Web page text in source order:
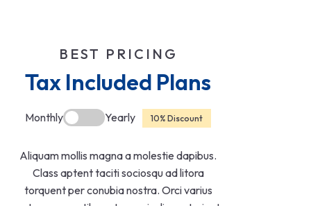
BEST PRICING
Tax Included Plans
Monthly Yearly 10% Discount
Aliquam mollis magna a molestie dapibus.
Class aptent taciti sociosqu ad litora
torquent per conubia nostra. Orci varius